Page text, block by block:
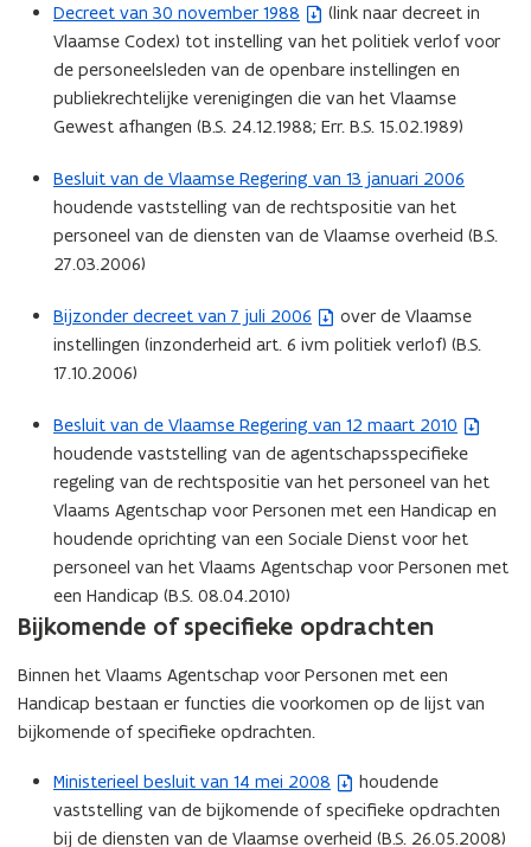
i
e
u
w
v
e
n
t
r
)
Decreet van 30 november 1988
(
b
e
s
t
n
d
o
p
n
t
n
v
n
s
t
e
)
(link naar decreet in
Vlaamse Codex) tot instelling van het politiek verlof voor
de personeelsleden van de openbare instellingen en
publiekrechtelijke verenigingen die van het Vlaamse
Gewest afhangen (B.S. 24.12.1988; Err. B.S. 15.02.1989)
Besluit van de Vlaamse Regering van 13 januari 2006
houdende vaststelling van de rechtspositie van het
personeel van de diensten van de Vlaamse overheid (B.S.
27.03.2006)
Bijzonder decreet van 7 juli 2006
(
b
e
t
a
n
d
o
p
e
n
i
n
n
i
u
over de Vlaamse
instellingen (inzonderheid art. 6 ivm politiek verlof) (B.S.
17.10.2006)
Besluit van de Vlaamse Regering van 12 maart 2010
(
b
e
s
t
a
n
d
p
e
n
i
n
houdende vaststelling van de agentschapsspecifieke
regeling van de rechtspositie van het personeel van het
Vlaams Agentschap voor Personen met een Handicap en
houdende oprichting van een Sociale Dienst voor het
personeel van het Vlaams Agentschap voor Personen met
een Handicap (B.S. 08.04.2010)
Bijkomende of specifieke opdrachten
Binnen het Vlaams Agentschap voor Personen met een
Handicap bestaan er functies die voorkomen op de lijst van
bijkomende of specifieke opdrachten.
Ministerieel besluit van 14 mei 2008
(
b
e
houdende
vaststelling van de bijkomende of specifieke opdrachten
bij de diensten van de Vlaamse overheid (B.S. 26.05.2008)